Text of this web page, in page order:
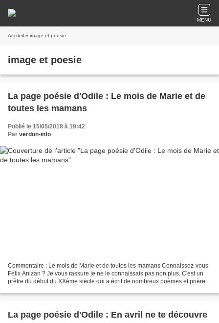
MENU
Accueil » image et poesie
image et poesie
La page poésie d'Odile : Le mois de Marie et de
toutes les mamans
Publié le 15/05/2018 à 19:42
Par verdon-info
Commentaire : Le mois de Marie et de toutes les mamans Connaissez-vous
Félix Anizan ? Je vous rassure je ne le connaissais pas non plus. C'est un
prêtre du début du XXème siècle qui a écrit de nombreux poèmes et prières
La page poésie d'Odile : En avril ne te découvre